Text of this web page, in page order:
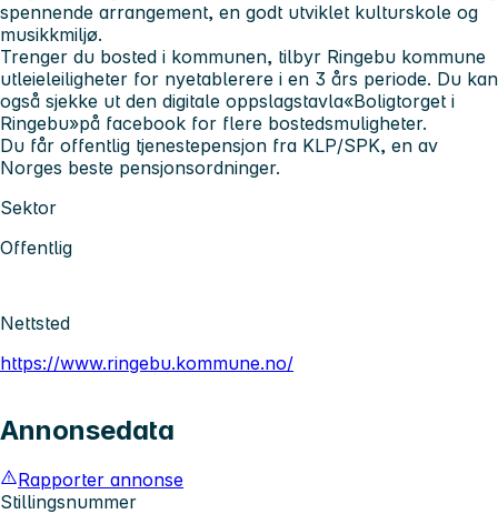
spennende arrangement, en godt utviklet kulturskole og
musikkmiljø.
Trenger du bosted i kommunen, tilbyr Ringebu kommune
utleieleiligheter for nyetablerere i en 3 års periode. Du kan
også sjekke ut den digitale oppslagstavla«Boligtorget i
Ringebu»på facebook for flere bostedsmuligheter.
Du får offentlig tjenestepensjon fra KLP/SPK, en av
Norges beste pensjonsordninger.
Sektor
Offentlig
Nettsted
https://www.ringebu.kommune.no/
Annonsedata
Rapporter annonse
Stillingsnummer